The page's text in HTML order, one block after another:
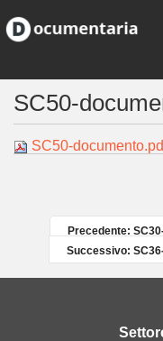
SC50-
SC50-
Precedente:
Successivo: